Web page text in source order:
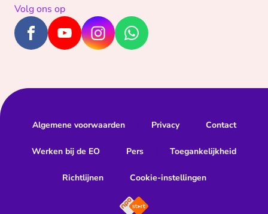
Volg ons op
Algemene voorwaarden Privacy Contact
Werken bij de EO Pers Toegankelijkheid
Richtlijnen Cookie-instellingen